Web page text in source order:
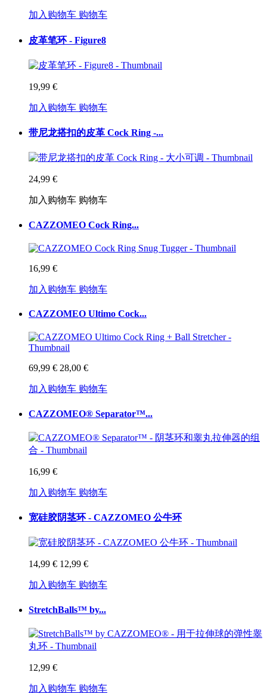
加入购物车 购物车
皮革笔环 - Figure8
19,99 €
加入购物车 购物车
带尼龙搭扣的皮革 Cock Ring -...
24,99 €
加入购物车 购物车
CAZZOMEO Cock Ring...
16,99 €
加入购物车 购物车
CAZZOMEO Ultimo Cock...
69,99 € 28,00 €
加入购物车 购物车
CAZZOMEO® Separator™...
16,99 €
加入购物车 购物车
宽硅胶阴茎环 - CAZZOMEO 公牛环
14,99 € 12,99 €
加入购物车 购物车
StretchBalls™ by...
12,99 €
加入购物车 购物车